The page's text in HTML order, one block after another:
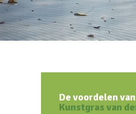
De voordelen van
Kunstgras van